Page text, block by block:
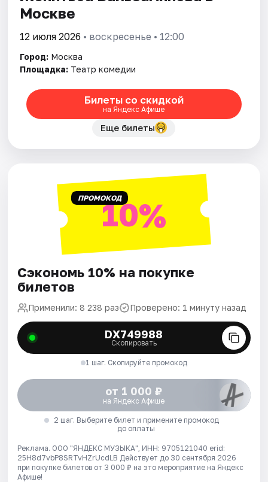
Москве
12 июля 2026 • воскресенье • 12:00
Город: Москва
Площадка: Театр комедии
Билеты со скидкой
на Яндекс Афише
Еще билеты
ПРОМОКОД10%
Сэкономь 10% на покупке
билетов
Применили: 8 238 раз Проверено: 1 минуту назад
DX749988
Скопировать
1 шаг. Скопируйте промокод
от 1 000 ₽
на Яндекс Афише
2 шаг. Выберите билет и примените промокод
до оплаты
Реклама. ООО "ЯНДЕКС МУЗЫКА", ИНН: 9705121040 erid:
25H8d7vbP8SRTvHZrUcdLB Действует до 30 сентября 2026
при покупке билетов от 3 000 ₽ на это мероприятие на Яндекс
Афише!